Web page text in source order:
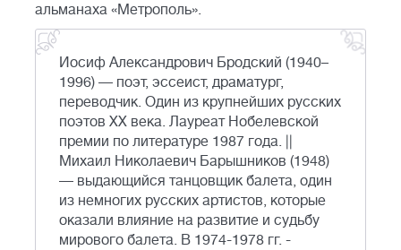
альманаха «Метрополь».
Иосиф Александрович Бродский (1940–
1996) — поэт, эссеист, драматург,
переводчик. Один из крупнейших русских
поэтов XX века. Лауреат Нобелевской
премии по литературе 1987 года. ||
Михаил Николаевич Барышников (1948)
— выдающийся танцовщик балета, один
из немногих русских артистов, которые
оказали влияние на развитие и судьбу
мирового балета. В 1974-1978 гг. -